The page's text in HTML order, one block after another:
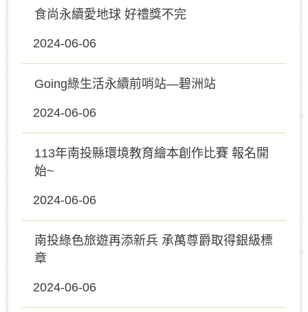
食尚永續愛地球 好禮獎不完
2024-06-06
Going綠生活永續前哨站—碧洲站
2024-06-06
113年南投縣環境教育繪本創作比賽 報名開
始~
2024-06-06
南投綠色旅遊再添新兵 承萬尊爵取得銀級標
章
2024-06-06